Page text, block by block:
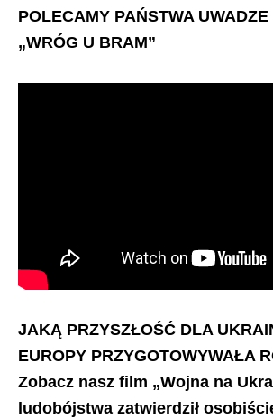
POLECAMY PAŃSTWA
„WRÓG U BRAM”
JAKĄ PRZYSZŁOŚĆ DLA
EUROPY PRZYGOTOWYWAŁA
Zobacz nasz film „Wojna na
ludobójstwa zatwierdził